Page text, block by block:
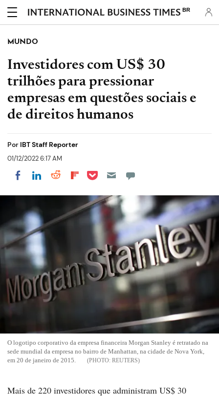
BR
MUNDO
Investidores com US$ 30
trilhões para pressionar
empresas em questões sociais e
de direitos humanos
Por IBT Staff Reporter
01/12/2022 6:17 AM
Share on Facebook
Share on LinkedIn
Share on Reddit
Share on Flipboard
Share on Pocket
O logotipo corporativo da empresa financeira Morgan Stanley é retratado na
sede mundial da empresa no bairro de Manhattan, na cidade de Nova York,
em 20 de janeiro de 2015.
REUTERS
Mais de 220 investidores que administram US$ 30